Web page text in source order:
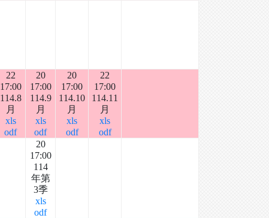
22
17:00
114.8
月
xls
odf
20
17:00
114.9
月
xls
odf
20
17:00
114.10
月
xls
odf
22
17:00
114.11
月
xls
odf
20
17:00
114
年第
3季
xls
odf